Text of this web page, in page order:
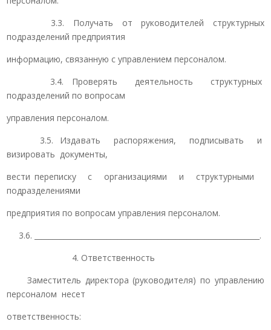
3.3. Получать от руководителей структурных
подразделений предприятия
информацию, связанную с управлением персоналом.
3.4. Проверять деятельность структурных
подразделений по вопросам
управления персоналом.
3.5. Издавать распоряжения, подписывать и
визировать документы,
вести переписку с организациями и структурными
подразделениями
предприятия по вопросам управления персоналом.
3.6. ______________________________________________________________.
4. Ответственность
Заместитель директора (руководителя) по управлению
персоналом несет
ответственность: